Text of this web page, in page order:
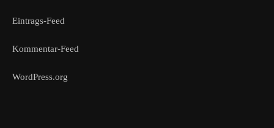
Eintrags-Feed
Kommentar-Feed
WordPress.org